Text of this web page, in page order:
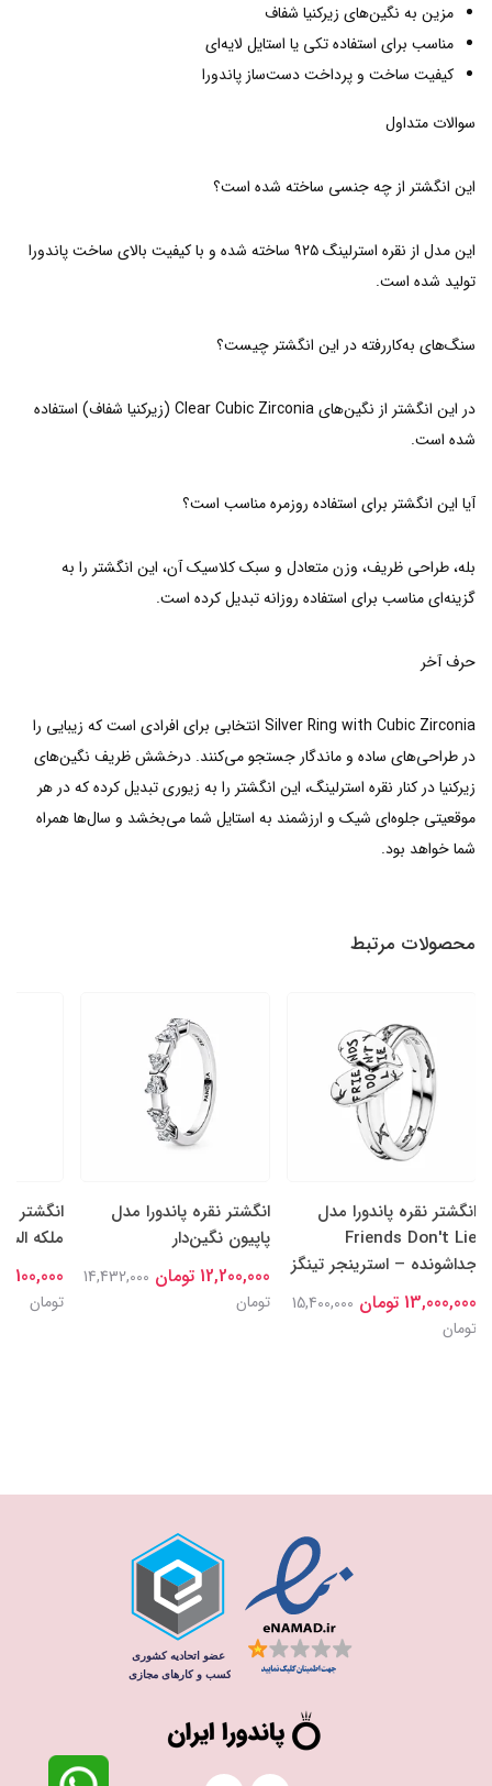
مزین به نگین‌های زیرکنیا شفاف
مناسب برای استفاده تکی یا استایل لایه‌ای
کیفیت ساخت و پرداخت دست‌ساز پاندورا
سوالات متداول
این انگشتر از چه جنسی ساخته شده است؟
این مدل از نقره استرلینگ ۹۲۵ ساخته شده و با کیفیت بالای ساخت پاندورا
تولید شده است.
سنگ‌های به‌کاررفته در این انگشتر چیست؟
در این انگشتر از نگین‌های Clear Cubic Zirconia (زیرکنیا شفاف) استفاده
شده است.
آیا این انگشتر برای استفاده روزمره مناسب است؟
بله، طراحی ظریف، وزن متعادل و سبک کلاسیک آن، این انگشتر را به
گزینه‌ای مناسب برای استفاده روزانه تبدیل کرده است.
حرف آخر
Silver Ring with Cubic Zirconia انتخابی برای افرادی است که زیبایی را
در طراحی‌های ساده و ماندگار جستجو می‌کنند. درخشش ظریف نگین‌های
زیرکنیا در کنار نقره استرلینگ، این انگشتر را به زیوری تبدیل کرده که در هر
موقعیتی جلوه‌ای شیک و ارزشمند به استایل شما می‌بخشد و سال‌ها همراه
شما خواهد بود.
محصولات مرتبط
انگشتر نقره پاندورا مدل
Friends Don't Lie
جداشونده – استرینجر تینگز
13,000,000 تومان
15,400,000
تومان
انگشتر نقره پاندورا مدل
پاپیون نگین‌دار
12,200,000 تومان
14,432,000
تومان
انگشتر
ملکه
15,100,000
تومان